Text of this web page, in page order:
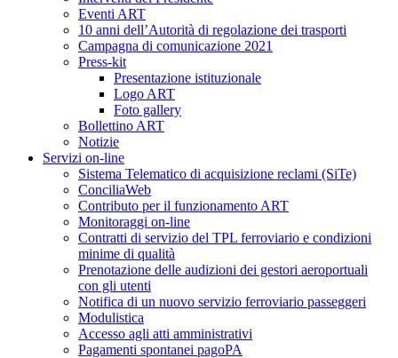
Eventi ART
10 anni dell’Autorità di regolazione dei trasporti
Campagna di comunicazione 2021
Press-kit
Presentazione istituzionale
Logo ART
Foto gallery
Bollettino ART
Notizie
Servizi on-line
Sistema Telematico di acquisizione reclami (SiTe)
ConciliaWeb
Contributo per il funzionamento ART
Monitoraggi on-line
Contratti di servizio del TPL ferroviario e condizioni
minime di qualità
Prenotazione delle audizioni dei gestori aeroportuali
con gli utenti
Notifica di un nuovo servizio ferroviario passeggeri
Modulistica
Accesso agli atti amministrativi
Pagamenti spontanei pagoPA